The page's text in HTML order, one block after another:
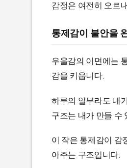
감정은 여전히 오르
통제감이 불안을
우울감의 이면에는
감을 키웁니다.
하루의 일부라도 내
구조는 내가 만들 수
이 작은 통제감이 감
아주는 구조입니다.